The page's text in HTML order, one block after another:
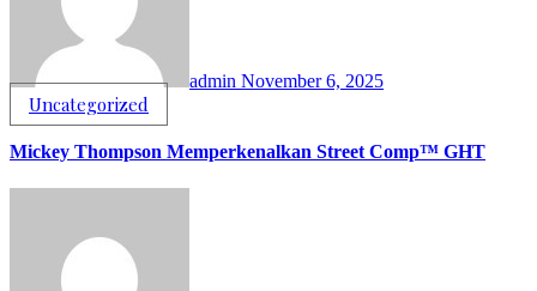
admin November 6, 2025
Uncategorized
Mickey Thompson Memperkenalkan Street Comp™ GHT